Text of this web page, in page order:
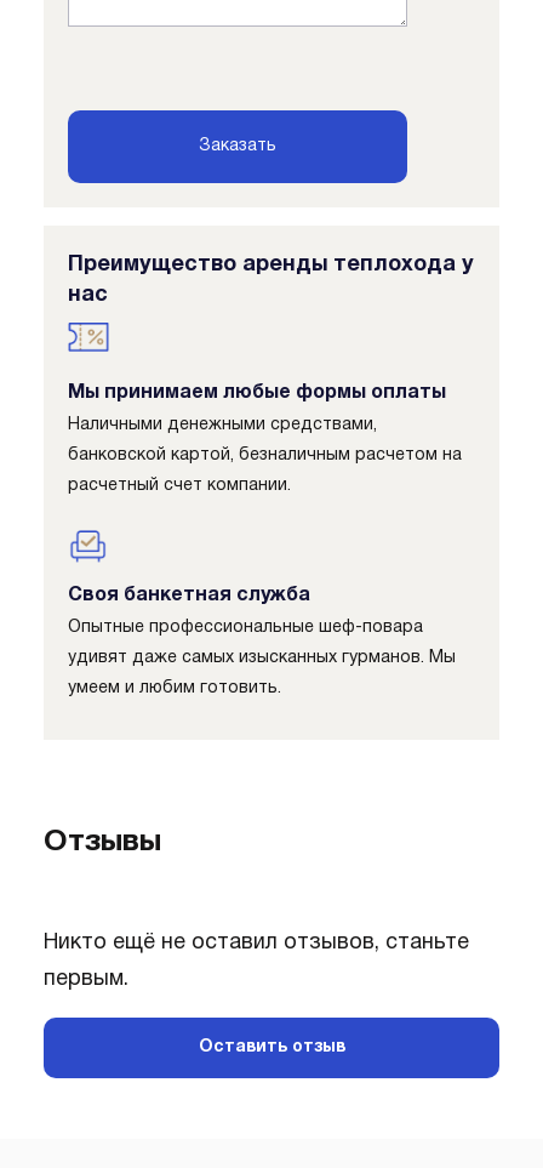
Заказать
Преимущество аренды теплохода у
нас
Мы принимаем любые формы оплаты
Наличными денежными средствами,
банковской картой, безналичным расчетом на
расчетный счет компании.
Своя банкетная служба
Опытные профессиональные шеф-повара
удивят даже самых изысканных гурманов. Мы
умеем и любим готовить.
Отзывы
Никто ещё не оставил отзывов, станьте
первым.
Оставить отзыв